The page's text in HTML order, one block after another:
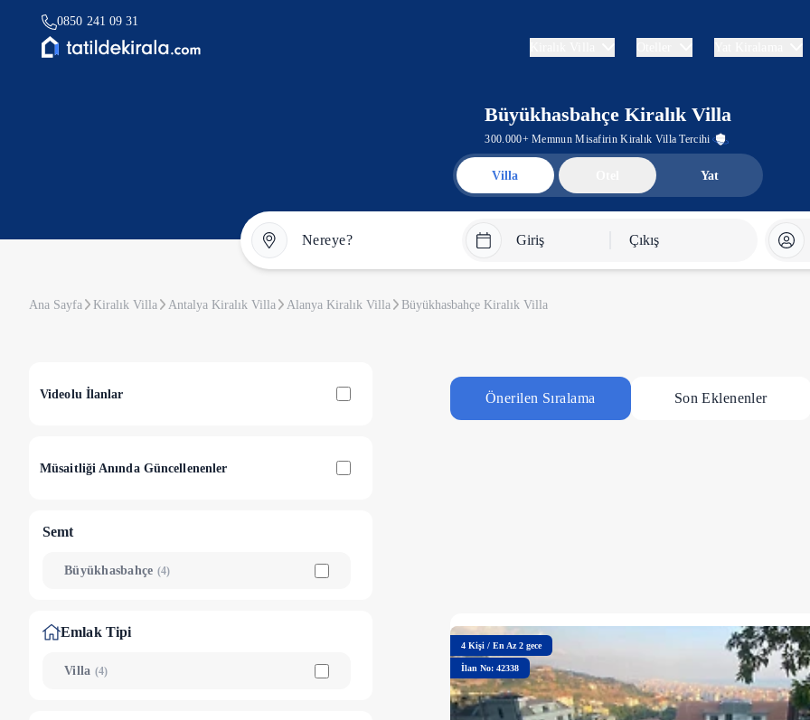
0850 241 09 31
Büyükhasbahçe Kiralık Villa
300.000+ Memnun Misafirin Kiralık Villa Tercihi
Villa Yat
Giriş Çıkış
Ana Sayfa Kiralık Villa Antalya Kiralık Villa Alanya Kiralık Villa Büyükhasbahçe Kiralık Villa
Videolu İlanlar
Müsaitliği Anında Güncellenenler
Semt
Büyükhasbahçe (4)
Emlak Tipi
Villa (4)
Önerilen Sıralama Son Eklenenler
4 Kişi / En Az 2 gece
İlan No: 42338